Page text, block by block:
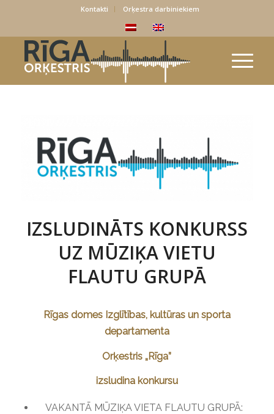
Kontakti Orķestra darbiniekiem
IZSLUDINĀTS KONKURSS
UZ MŪZIĶA VIETU
FLAUTU GRUPĀ
Rīgas domes Izglītības, kultūras un sporta
departamenta
Orķestris „Rīga”
izsludina konkursu
VAKANTĀ MŪZIĶA VIETA FLAUTU GRUPĀ: